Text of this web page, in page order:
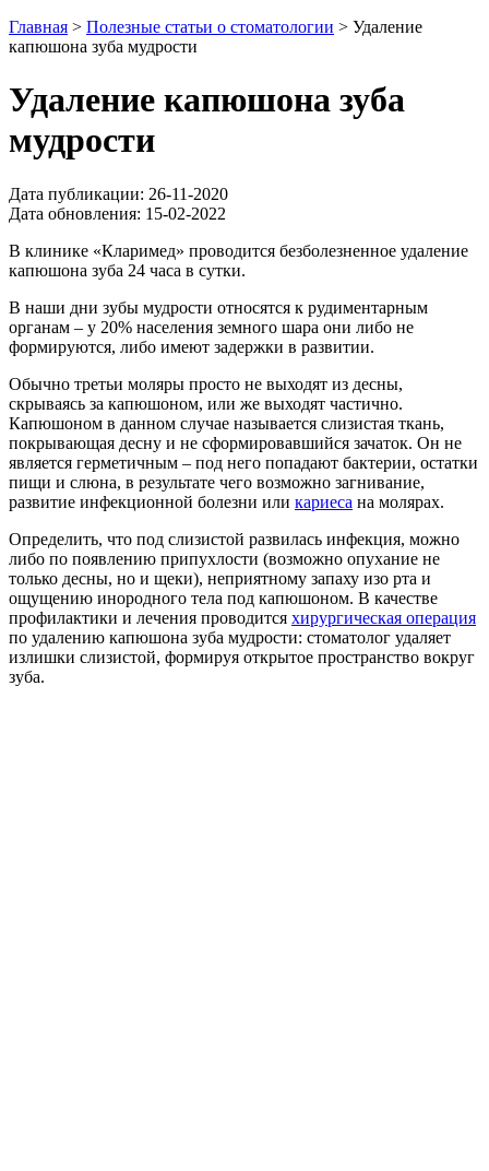
Главная > Полезные статьи о стоматологии > Удаление
капюшона зуба мудрости
Удаление капюшона зуба
мудрости
Дата публикации: 26-11-2020
Дата обновления: 15-02-2022
В клинике «Кларимед» проводится безболезненное удаление
капюшона зуба 24 часа в сутки.
В наши дни зубы мудрости относятся к рудиментарным
органам – у 20% населения земного шара они либо не
формируются, либо имеют задержки в развитии.
Обычно третьи моляры просто не выходят из десны,
скрываясь за капюшоном, или же выходят частично.
Капюшоном в данном случае называется слизистая ткань,
покрывающая десну и не сформировавшийся зачаток. Он не
является герметичным – под него попадают бактерии, остатки
пищи и слюна, в результате чего возможно загнивание,
развитие инфекционной болезни или кариеса на молярах.
Определить, что под слизистой развилась инфекция, можно
либо по появлению припухлости (возможно опухание не
только десны, но и щеки), неприятному запаху изо рта и
ощущению инородного тела под капюшоном. В качестве
профилактики и лечения проводится хирургическая операция
по удалению капюшона зуба мудрости: стоматолог удаляет
излишки слизистой, формируя открытое пространство вокруг
зуба.